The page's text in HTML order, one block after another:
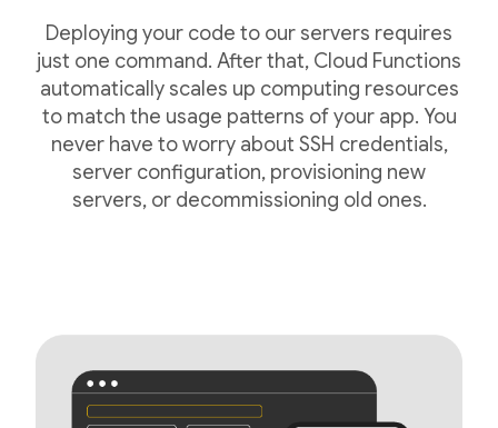
Deploying your code to our servers requires
just one command. After that, Cloud Functions
automatically scales up computing resources
to match the usage patterns of your app. You
never have to worry about SSH credentials,
server configuration, provisioning new
servers, or decommissioning old ones.